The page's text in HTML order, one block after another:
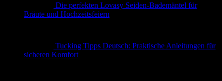
Die perfekten Lovasy Seiden-Bademäntel für
Bräute und Hochzeitsfeiern
Tucking Tipps Deutsch: Praktische Anleitungen für
sicheren Komfort